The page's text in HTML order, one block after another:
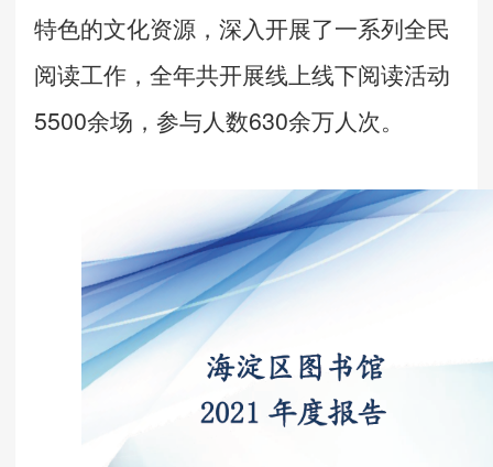
特色的文化资源，深入开展了一系列全民
阅读工作，全年共开展线上线下阅读活动
5500余场，参与人数630余万人次。